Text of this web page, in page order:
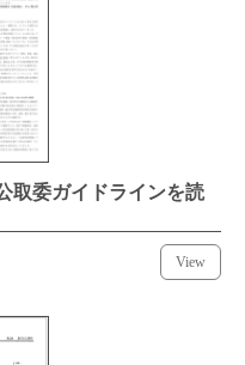
委ガイドラインを読
View